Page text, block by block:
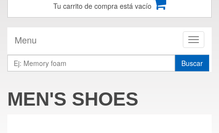
Tu carrito de compra está vacío
Toggle
Menu
Buscar
MEN'S SHOES